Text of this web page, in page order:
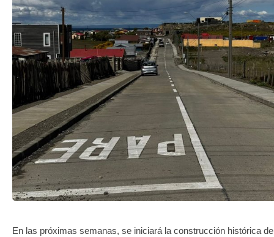
GALERIA DE FOTOS
APP MÓVIL
TRANSPARENCIA
En las próximas semanas, se iniciará la construcción histórica